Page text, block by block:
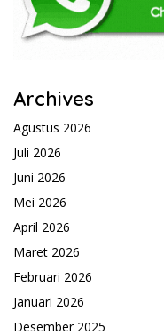
Archives
Agustus 2026
Juli 2026
Juni 2026
Mei 2026
April 2026
Maret 2026
Februari 2026
Januari 2026
Desember 2025